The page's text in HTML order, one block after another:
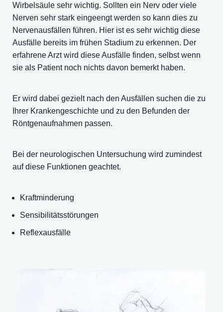
Wirbelsäule sehr wichtig. Sollten ein Nerv oder viele
Nerven sehr stark eingeengt werden so kann dies zu
Nervenausfällen führen. Hier ist es sehr wichtig diese
Ausfälle bereits im frühen Stadium zu erkennen. Der
erfahrene Arzt wird diese Ausfälle finden, selbst wenn
sie als Patient noch nichts davon bemerkt haben.
Er wird dabei gezielt nach den Ausfällen suchen die zu
Ihrer Krankengeschichte und zu den Befunden der
Röntgenaufnahmen passen.
Bei der neurologischen Untersuchung wird zumindest
auf diese Funktionen geachtet.
Kraftminderung
Sensibilitätsstörungen
Reflexausfälle